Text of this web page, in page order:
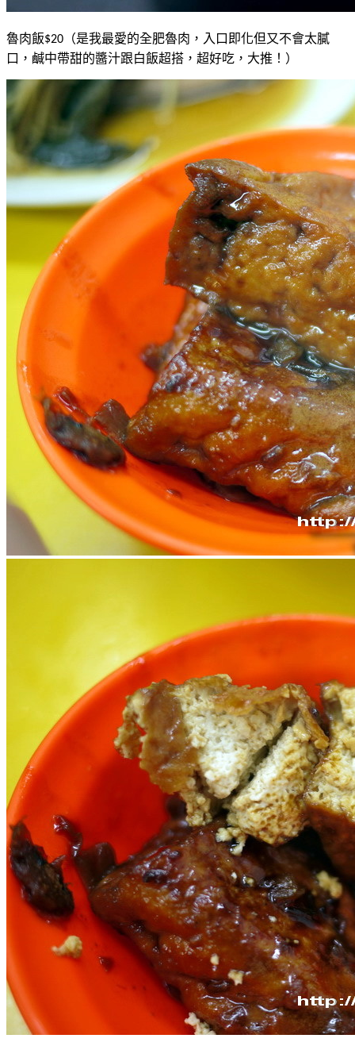
魯肉飯$20 （是我最愛的全肥魯肉，入口即化但又不會太膩
口，鹹中帶甜的醬汁跟白飯超搭，超好吃，大推！）